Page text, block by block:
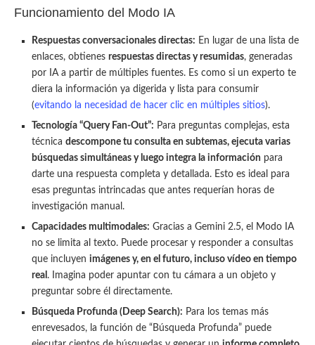
Funcionamiento del Modo IA
Respuestas conversacionales directas: En lugar de una lista de
enlaces, obtienes respuestas directas y resumidas, generadas
por IA a partir de múltiples fuentes. Es como si un experto te
diera la información ya digerida y lista para consumir
(evitando la necesidad de hacer clic en múltiples sitios).
Tecnología “Query Fan-Out”: Para preguntas complejas, esta
técnica descompone tu consulta en subtemas, ejecuta varias
búsquedas simultáneas y luego integra la información para
darte una respuesta completa y detallada. Esto es ideal para
esas preguntas intrincadas que antes requerían horas de
investigación manual.
Capacidades multimodales: Gracias a Gemini 2.5, el Modo IA
no se limita al texto. Puede procesar y responder a consultas
que incluyen imágenes y, en el futuro, incluso vídeo en tiempo
real . Imagina poder apuntar con tu cámara a un objeto y
preguntar sobre él directamente.
Búsqueda Profunda (Deep Search): Para los temas más
enrevesados, la función de “Búsqueda Profunda” puede